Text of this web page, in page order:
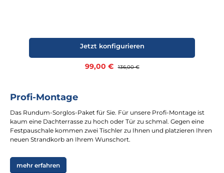
Verkaufspreis:
99,00 € Regulärer Preis:
136,00 €
Jetzt konfigurieren
Profi-Montage
Das Rundum-Sorglos-Paket für Sie. Für unsere Profi-Montage ist
kaum eine Dachterrasse zu hoch oder Tür zu schmal. Gegen eine
Festpauschale kommen zwei Tischler zu Ihnen und platzieren Ihren
neuen Strandkorb an Ihrem Wunschort.
mehr erfahren